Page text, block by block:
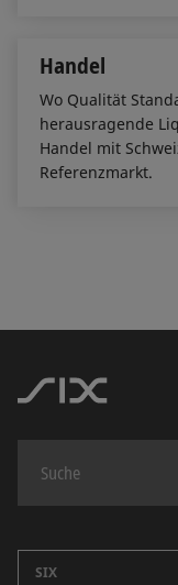
Handel
Wo Qualität
herausragende
Handel mit
Referenzmarkt.
SIX